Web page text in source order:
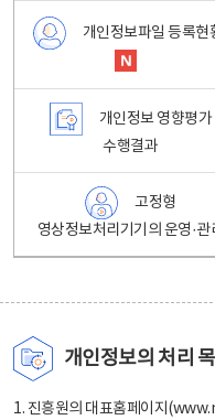
개인정보파일 등록현
개인정보 영향평가
수행결과
고정형
영상정보처리기기의 운영·관
개인정보의 처리
1. 진흥원의 대표홈페이지